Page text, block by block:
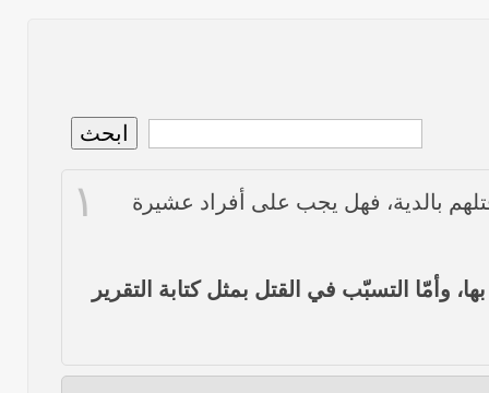
ما ورد في خطبة الجمعة لممثل المرجعية الدينية العليا في كربلاء المقدسة فضيلة العلاّمة الشيخ عبد المهدي الكربلائي في (14/ شعبان /1435هـ) الموافق ( 13/6/2014م ) بعد سيطرة (داعش)
ابحث
١ بالدية، فهل يجب على أفراد عشيرة
وأمّا التسبّب في القتل بمثل كتابة التقرير